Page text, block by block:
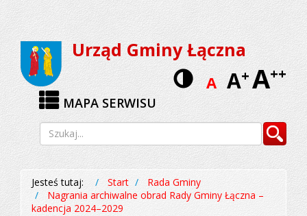
Przejdź
do
menu
Przejdź
do
treści
Urząd Gminy Łączna
A A+A++
Wersja
MAPA SERWISU
Wyszukiwarka Szukaj
Jesteś tutaj: Start
Rada Gminy
Nagrania archiwalne obrad Rady Gminy Łączna –
kadencja 2024–2029